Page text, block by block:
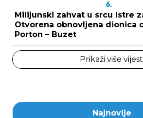
6.
Milijunski zahvat u srcu Istre
Otvorena obnovljena dionica
Porton – Buzet
Prikaži više
Najnovije